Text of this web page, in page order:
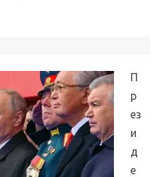
П
р
ез
и
д
е